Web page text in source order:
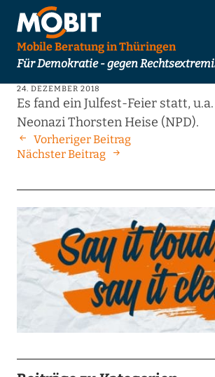
Mobile Beratung in Thüringen
Für Demokratie - gegen
24. DEZEMBER 2018
Es fand ein Julfest-Feier statt,
Neonazi Thorsten Heise (NPD).
Vorheriger Beitrag
Nächster Beitrag